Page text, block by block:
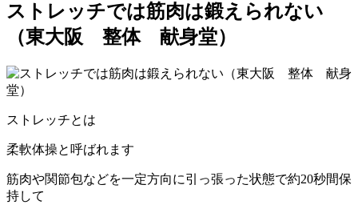
ストレッチでは筋肉は鍛えられない
（東大阪 整体 献身堂）
ストレッチとは
柔軟体操と呼ばれます
筋肉や関節包などを一定方向に引っ張った状態で約20秒間保
持して